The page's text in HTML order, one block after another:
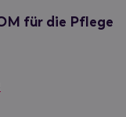
für die Pflege